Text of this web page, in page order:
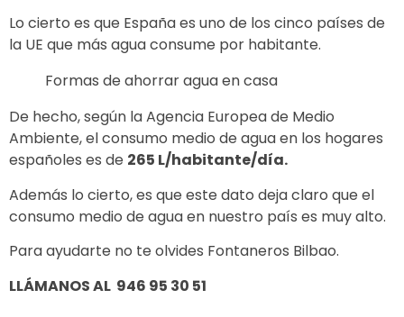
Lo cierto es que España es uno de los cinco países de
la UE que más agua consume por habitante.
Formas de ahorrar agua en casa
De hecho, según la Agencia Europea de Medio
Ambiente, el consumo medio de agua en los hogares
españoles es de 265 L/habitante/día.
Además lo cierto, es que este dato deja claro que el
consumo medio de agua en nuestro país es muy alto.
Para ayudarte no te olvides Fontaneros Bilbao.
LLÁMANOS AL 946 95 30 51